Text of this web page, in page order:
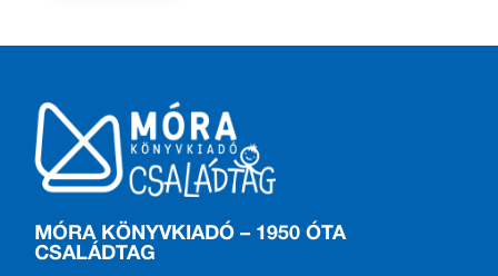
MÓRA KÖNYVKIADÓ – 1950 ÓTA
CSALÁDTAG